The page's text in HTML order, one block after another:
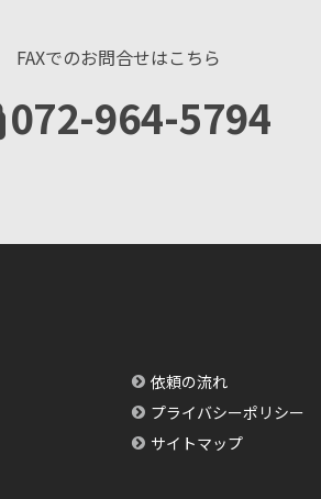
FAXでのお問合せはこちら
072-964-5794
依頼の流れ
プライバシーポリシー
サイトマップ